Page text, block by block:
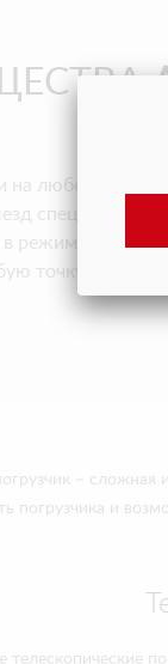
на любой период
специалиста
режиме онлайн
точку РФ и
–
погрузчика и
телескопические